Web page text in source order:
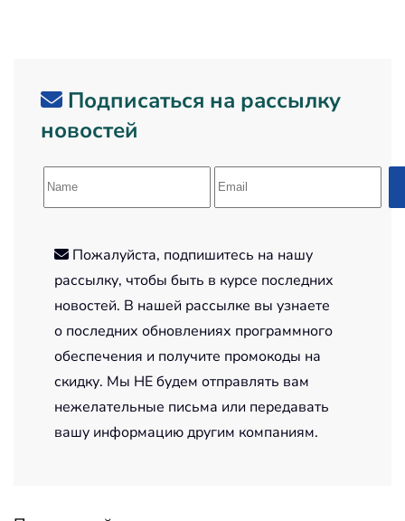
Подписаться на рассылку
новостей
Пожалуйста, подпишитесь на нашу
рассылку, чтобы быть в курсе последних
новостей. В нашей рассылке вы узнаете
о последних обновлениях программного
обеспечения и получите промокоды на
скидку. Мы НЕ будем отправлять вам
нежелательные письма или передавать
вашу информацию другим компаниям.